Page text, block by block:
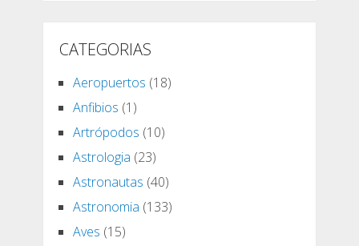
CATEGORIAS
Aeropuertos (18)
Anfibios (1)
Artrópodos (10)
Astrologia (23)
Astronautas (40)
Astronomia (133)
Aves (15)